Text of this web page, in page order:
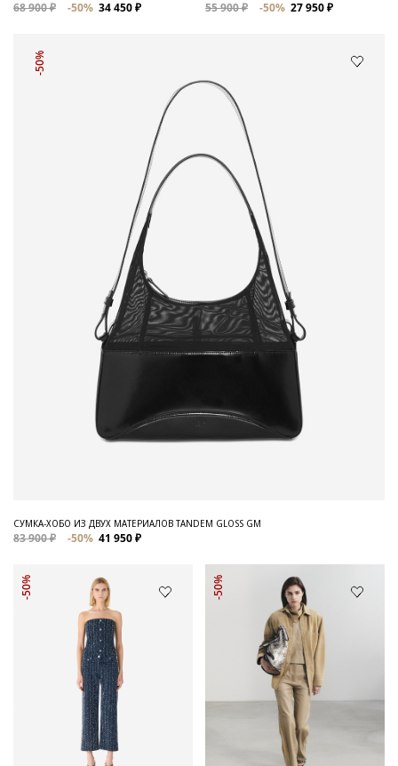
68 900 ₽ -50% 34 450 ₽ 55 900 ₽ -50% 27 950 ₽
-50%
СУМКА-ХОБО ИЗ ДВУХ МАТЕРИАЛОВ TANDEM GLOSS GM
83 900 ₽ -50% 41 950 ₽
-50% -50%